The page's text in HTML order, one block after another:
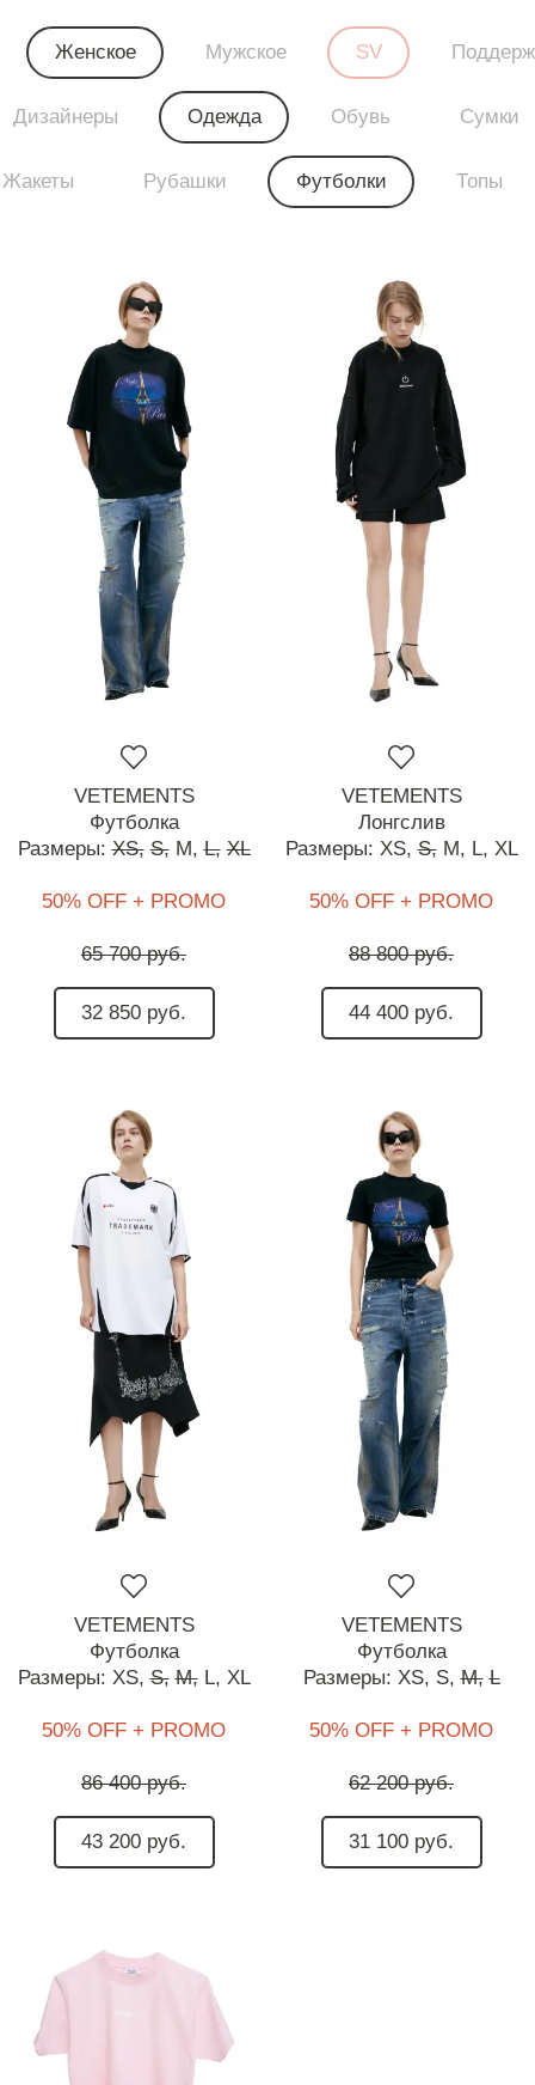
VETEMENTS
Футболка
Размеры:XS, S, M, L, XL
50% OFF + PROMO
65 700 руб.
32 850 руб.
VETEMENTS
Лонгслив
Размеры: XS, S, M, L, XL
50% OFF + PROMO
88 800 руб.
44 400 руб.
VETEMENTS
Футболка
Размеры: XS, S, M, L, XL
50% OFF + PROMO
86 400 руб.
43 200 руб.
VETEMENTS
Футболка
Размеры: XS, S, M, L
50% OFF + PROMO
62 200 руб.
31 100 руб.
Женское Мужское SV
Дизайнеры Одежда Обувь Сумки
Жакеты Рубашки Футболки Топы